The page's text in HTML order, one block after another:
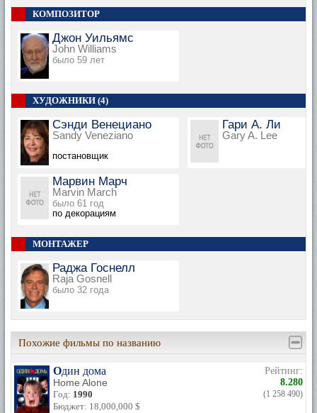
КОМПОЗИТОР
Джон Уильямс
John Williams
было 59 лет
ХУДОЖНИКИ (4)
Сэнди Венециано
Sandy Veneziano
постановщик
Гари А. Ли
Gary A. Lee
Марвин Марч
Marvin March
было 61 год
по декорациям
МОНТАЖЕР
Раджа Госнелл
Raja Gosnell
было 32 года
Похожие фильмы по названию
Один дома
Home Alone
Год: 1990
Бюджет: 18,000,000 $
Рейтинг:
8.280
(1 258 490)